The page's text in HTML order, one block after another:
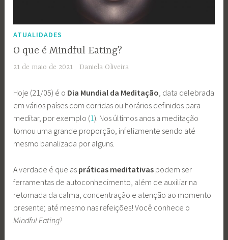
ATUALIDADES
O que é Mindful Eating?
21 de maio de 2021 Daniela Oliveira
Hoje (21/05) é o Dia Mundial da Meditação, data celebrada
em vários países com corridas ou horários definidos para
meditar, por exemplo (1). Nos últimos anos a meditação
tomou uma grande proporção, infelizmente sendo até
mesmo banalizada por alguns.
A verdade é que as práticas meditativas podem ser
ferramentas de autoconhecimento, além de auxiliar na
retomada da calma, concentração e atenção ao momento
presente; até mesmo nas refeições! Você conhece o
Mindful Eating?